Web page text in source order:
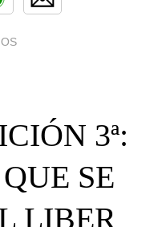
3ª:
SE
LIBER